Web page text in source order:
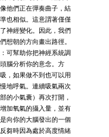
他們正在彈奏曲子，結
也相似。這意謂著僅僅
神經變化。因此，我們
想朝的方向畫出路徑。
可幫助你把神經系統調
腦分析你的意念。方
，如果做不到也可以用
地呼氣。連續吸氣兩次
的小氣囊）再次打開，
加氧氣的攝入量，並有
向你的大腦發出的一個
芻時因為處於高度情緒